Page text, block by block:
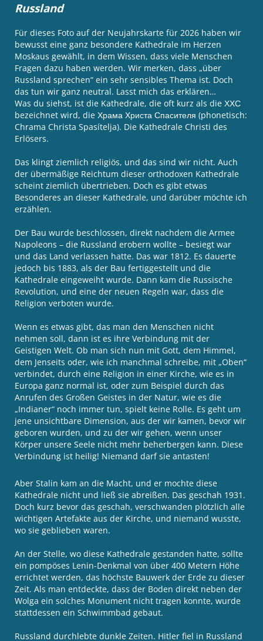
Russland
Für dieses Foto auf der Neujahrskarte für 2026 haben wir
bewusst eine ganz besondere Kathedrale im Herzen
Moskaus gewählt, in dem Wissen, dass viele Menschen
Fragen dazu haben werden. Wir merken, dass „über
Russland sprechen“ ein sehr sensibles Thema ist. Doch
das tun wir ganz neutral. Lasst mich das erklären…
Was du siehst, ist die Kathedrale, die oft kurz als die ХХС
bezeichnet wird, die Храма Христа Спасителя (phonetisch:
Chrama Christa Spasítelja). Die Kathedrale Christi des
Erlösers.
Das klingt ziemlich religiös, und das sind wir nicht. Auch
der übermäßige Reichtum dieser orthodoxen Kathedrale
scheint ziemlich übertrieben. Doch es gibt etwas
Besonderes an dieser Kathedrale, und darüber möchte ich
erzählen.
Der Bau wurde beschlossen, direkt nachdem die Armee
Napoleons – die Russland erobern wollte – besiegt war
und das Land verlassen hatte. Das war 1812. Es dauerte
jedoch bis 1883, als der Bau fertiggestellt und die
Kathedrale eingeweiht wurde. Dann kam die Russische
Revolution, und eine der neuen Regeln war, dass die
Religion verboten wurde.
Wenn es etwas gibt, das man den Menschen nicht
nehmen soll, dann ist es ihre Verbindung mit der
Geistigen Welt. Ob man sich nun mit Gott, dem Himmel,
dem Jenseits oder, wie ich manchmal schreibe, mit „Oben“
verbindet, durch eine Religion in einer Kirche, wie es in
Europa ganz normal ist, oder zum Beispiel durch das
Anrufen des Großen Geistes in der Natur, wie es die
„Indianer“ noch immer tun, spielt keine Rolle. Es geht um
jene unsichtbare Dimension, aus der wir kamen, bevor wir
geboren wurden, und zu der wir gehen, wenn unser
Körper unsere Seele nicht mehr beherbergen kann. Diese
Verbindung ist heilig! Niemand darf sie antasten!
Aber Stalin kam an die Macht, und er mochte diese
Kathedrale nicht und ließ sie abreißen. Das geschah 1931.
Doch kurz bevor das geschah, verschwanden plötzlich alle
wichtigen Artefakte aus der Kirche, und niemand wusste,
wo sie geblieben waren.
An der Stelle, wo diese Kathedrale gestanden hatte, sollte
ein pompöses Lenin-Denkmal von über 400 Metern Höhe
errichtet werden, das höchste Bauwerk der Erde zu dieser
Zeit. Als man entdeckte, dass der Boden direkt neben der
Wolga ein solches Monument nicht tragen konnte, wurde
stattdessen ein Schwimmbad gebaut.
Russland durchlebte dunkle Zeiten. Hitler fiel in Russland